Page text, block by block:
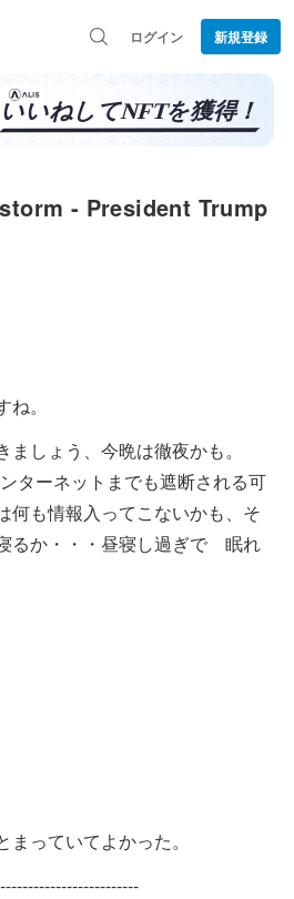
ログイン 新規登録
- President Trump
。
ましょう、今晩は徹夜かも。
ターネットまでも遮断される可
何も情報入ってこないかも、そ
るか・・・昼寝し過ぎで 眠れ
っていてよかった。